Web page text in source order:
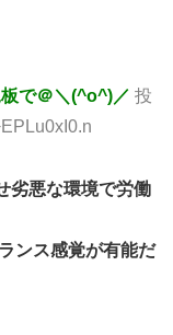
で＠＼(^o^)／ 投
劣悪な環境で労働
ンス感覚が有能だ